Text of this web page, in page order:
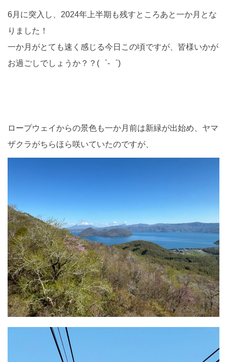
6月に突入し、2024年上半期も残すところあと一か月とな
りました！
一か月がとても速く感じる今日この頃ですが、皆様いかが
お過ごしでしょうか？？(゜-゜)
ロープウェイからの景色も一か月前は新緑が出始め、ヤマ
ザクラがちらほら咲いていたのですが、